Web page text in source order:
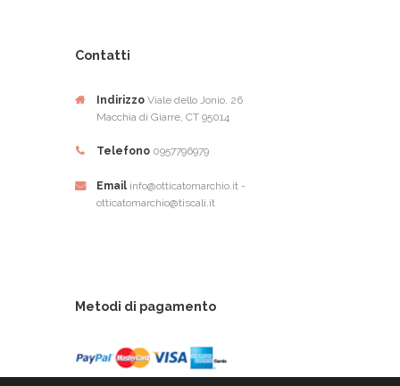
Contatti
Indirizzo Viale dello Jonio, 26
Macchia di Giarre, CT 95014
Telefono 0957796979
Email info@otticatomarchio.it -
otticatomarchio@tiscali.it
Metodi di pagamento